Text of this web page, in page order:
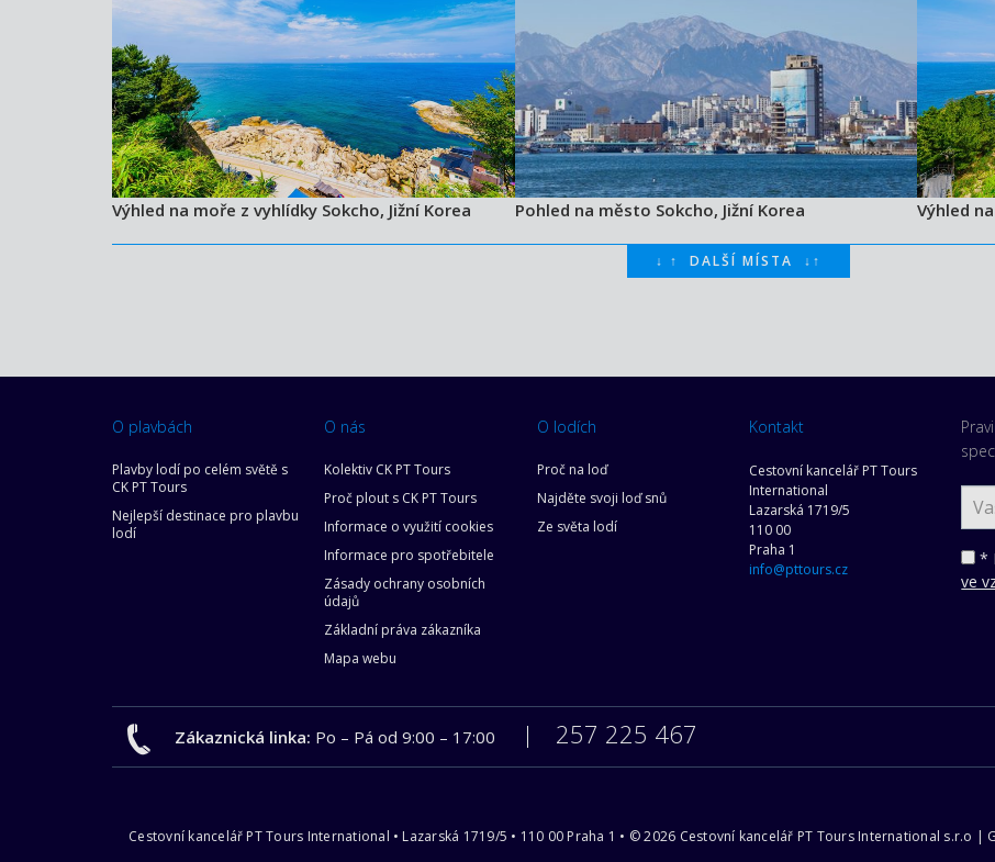
Výhled na moře z vyhlídky Sokcho, Jižní Korea Pohled na město Sokcho, Jižní Korea Výhled
↓ ↑ DALŠÍ MÍSTA ↓ ↑
O plavbách
Plavby lodí po celém světě s
CK PT Tours
Nejlepší destinace pro plavbu
lodí
O nás
Kolektiv CK PT Tours
Proč plout s CK PT Tours
Informace o využití cookies
Informace pro spotřebitele
Zásady ochrany osobních
údajů
Základní práva zákazníka
Mapa webu
O lodích
Proč na loď
Najděte svoji loď snů
Ze světa lodí
Kontakt
Cestovní kancelář PT Tours
International
Lazarská 1719/5
110 00
Praha 1
info@pttours.cz
*
ve
Zákaznická linka: Po – Pá od 9:00 – 17:00 257 225 467
Cestovní kancelář PT Tours International • Lazarská 1719/5 • 110 00 Praha 1 • © 2026 Cestovní kancelář PT Tours International s.r.o |